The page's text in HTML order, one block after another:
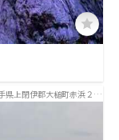
県上閉伊郡大槌町赤浜２丁